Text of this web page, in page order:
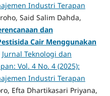
Industri Terapan
Said Salim Dahda,
dan
Cair Menggunakan
Jurnal Teknologi dan
Vol. 4 No. 4 (2025):
Industri Terapan
Efta Dhartikasari Priyana,